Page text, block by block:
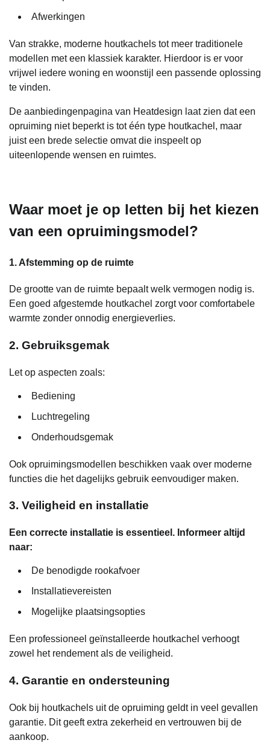
Afwerkingen
Van strakke, moderne houtkachels tot meer traditionele
modellen met een klassiek karakter. Hierdoor is er voor
vrijwel iedere woning en woonstijl een passende oplossing
te vinden.
De aanbiedingenpagina van Heatdesign laat zien dat een
opruiming niet beperkt is tot één type houtkachel, maar
juist een brede selectie omvat die inspeelt op
uiteenlopende wensen en ruimtes.
Waar moet je op letten bij het kiezen
van een opruimingsmodel?
1. Afstemming op de ruimte
De grootte van de ruimte bepaalt welk vermogen nodig is.
Een goed afgestemde houtkachel zorgt voor comfortabele
warmte zonder onnodig energieverlies.
2. Gebruiksgemak
Let op aspecten zoals:
Bediening
Luchtregeling
Onderhoudsgemak
Ook opruimingsmodellen beschikken vaak over moderne
functies die het dagelijks gebruik eenvoudiger maken.
3. Veiligheid en installatie
Een correcte installatie is essentieel. Informeer altijd
naar:
De benodigde rookafvoer
Installatievereisten
Mogelijke plaatsingsopties
Een professioneel geïnstalleerde houtkachel verhoogt
zowel het rendement als de veiligheid.
4. Garantie en ondersteuning
Ook bij houtkachels uit de opruiming geldt in veel gevallen
garantie. Dit geeft extra zekerheid en vertrouwen bij de
aankoop.